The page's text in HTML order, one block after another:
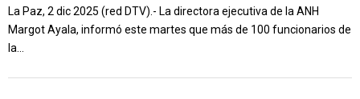
La Paz, 2 dic 2025 (red DTV).- La directora ejecutiva de la ANH
Margot Ayala, informó este martes que más de 100 funcionarios de
la...